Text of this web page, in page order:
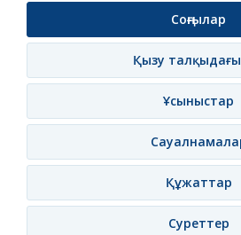
Соңғылар
Қызу
Ұсыныстар
Құжаттар
Суреттер